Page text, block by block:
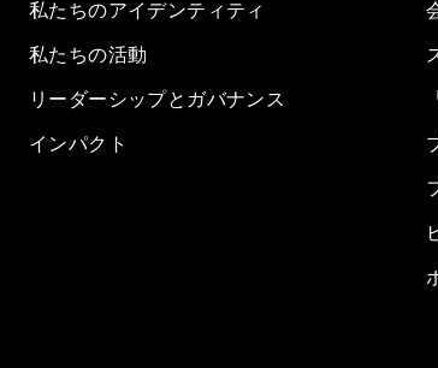
私たちのアイデンティティ
私たちの活動
リーダーシップとガバナンス
インパクト